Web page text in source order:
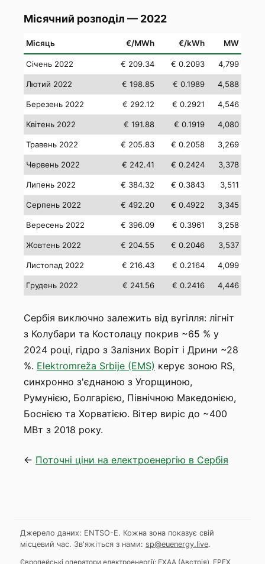
Місячний розподіл — 2022
Місяць €/MWh €/kWh MW
Січень 2022 € 209.34 € 0.2093 4,799
Лютий 2022 € 198.85 € 0.1989 4,588
Березень 2022 € 292.12 € 0.2921 4,546
Квітень 2022 € 191.88 € 0.1919 4,080
Травень 2022 € 205.83 € 0.2058 3,269
Червень 2022 € 242.41 € 0.2424 3,378
Липень 2022 € 384.32 € 0.3843 3,511
Серпень 2022 € 492.20 € 0.4922 3,345
Вересень 2022 € 396.09 € 0.3961 3,258
Жовтень 2022 € 204.55 € 0.2046 3,537
Листопад 2022 € 216.43 € 0.2164 4,099
Грудень 2022 € 241.56 € 0.2416 4,446
Сербія виключно залежить від вугілля: лігніт
з Колубари та Костолацу покрив ~65 % у
2024 році, гідро з Залізних Воріт і Дрини ~28
%. Elektromreža Srbije (EMS) керує зоною RS,
синхронно з'єднаною з Угорщиною,
Румунією, Болгарією, Північною Македонією,
Боснією та Хорватією. Вітер виріс до ~400
МВт з 2018 року.
← Поточні ціни на електроенергію в Сербія
Джерело даних: ENTSO-E. Кожна зона показує свій
місцевий час. Зв'яжіться з нами: sp@euenergy.live.
Європейські оператори електроенергії: EXAA (Австрія) EPEX